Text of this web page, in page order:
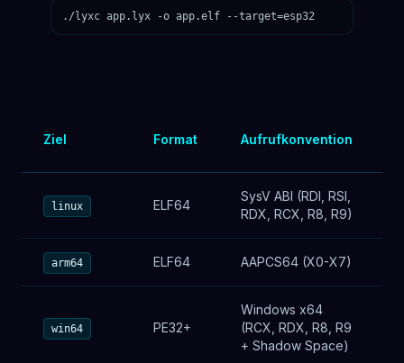
./lyxc app.lyx -o app.elf --target=esp32
Ziel Format Aufrufkonvention
linux ELF64
SysV ABI (RDI, RSI,
RDX, RCX, R8, R9)
arm64 ELF64 AAPCS64 (X0-X7)
win64 PE32+
Windows x64
(RCX, RDX, R8, R9
+ Shadow Space)